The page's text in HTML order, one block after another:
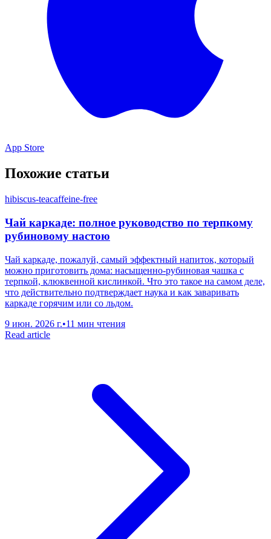
App Store
Похожие статьи
hibiscus-teacaffeine-free
Чай каркаде: полное руководство по терпкому
рубиновому настою
Чай каркаде, пожалуй, самый эффектный напиток, который
можно приготовить дома: насыщенно-рубиновая чашка с
терпкой, клюквенной кислинкой. Что это такое на самом деле,
что действительно подтверждает наука и как заваривать
каркаде горячим или со льдом.
9 июн. 2026 г.•11 мин чтения
Read article